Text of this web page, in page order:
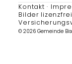
Kontakt
Bilder lizenzfrei
© 2026 Gemeinde